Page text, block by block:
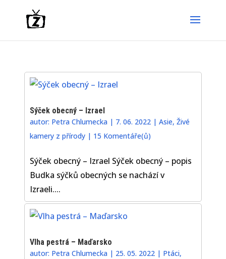
Sýček obecný – Izrael
autor: Petra Chlumecka | 7. 06. 2022 |Asie,Živé
kamery z přírody | 15 Komentáře(ů)
Sýček obecný – Izrael Sýček obecný – popis
Budka sýčků obecných se nachází v
Izraeli....
Vlha pestrá – Maďarsko
autor: Petra Chlumecka | 25. 05. 2022 | Ptáci,